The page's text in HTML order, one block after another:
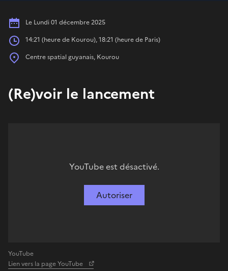
Date
Le Lundi 01 décembre 2025
Heures14:21 (heure de Kourou), 18:21 (heure de Paris)
Place
Centre spatial guyanais, Kourou
(Re)voir le lancement
YouTube est désactivé.
Autoriser
YouTube
Lien vers la page YouTube